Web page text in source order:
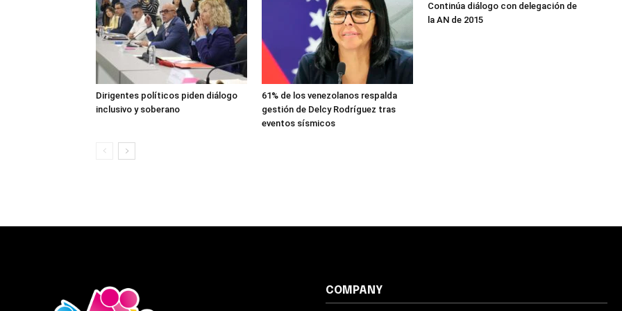
Dirigentes políticos piden diálogo
inclusivo y soberano
61% de los venezolanos respalda
gestión de Delcy Rodríguez tras
eventos sísmicos
Continúa diálogo con delegación de
la AN de 2015
COMPANY